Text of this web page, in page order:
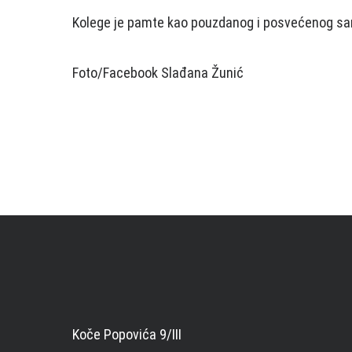
Kolege je pamte kao pouzdanog i posvećenog
Foto/Facebook Slađana Žunić
Koče Popovića 9/III